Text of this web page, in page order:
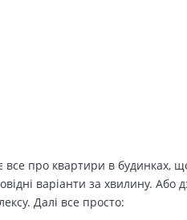
про квартири в будинках,
варіанти за хвилину. Або
Далі все просто: